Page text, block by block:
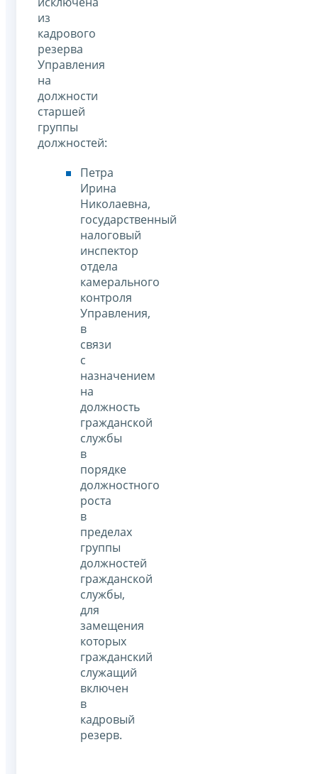
из
кадрового
резерва
Управления
на
должности
старшей
группы
должностей:
Петра
Ирина
Николаевна,
государственный
налоговый
инспектор
отдела
камерального
контроля
Управления,
в
связи
с
назначением
на
должность
гражданской
службы
в
порядке
должностного
роста
в
пределах
группы
должностей
гражданской
службы,
для
замещения
которых
гражданский
служащий
включен
в
кадровый
резерв.